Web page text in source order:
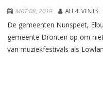
MRT 08, 2019 ALL4EVENTS
De gemeenten Nunspeet,
gemeente Dronten op om
van muziekfestivals als